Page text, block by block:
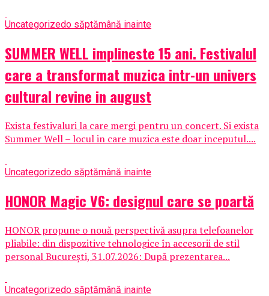
Uncategorizedo săptămână inainte
SUMMER WELL implineste 15 ani. Festivalul
care a transformat muzica intr-un univers
cultural revine in august
Exista festivaluri la care mergi pentru un concert. Si exista
Summer Well – locul in care muzica este doar inceputul....
Uncategorizedo săptămână inainte
HONOR Magic V6: designul care se poartă
HONOR propune o nouă perspectivă asupra telefoanelor
pliabile: din dispozitive tehnologice în accesorii de stil
personal București, 31.07.2026: După prezentarea...
Uncategorizedo săptămână inainte